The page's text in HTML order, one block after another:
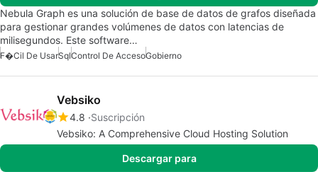
Nebula Graph es una solución de base de datos de grafos diseñada
para gestionar grandes volúmenes de datos con latencias de
milisegundos. Este software…
F�cil De UsarSqlControl De AccesoGobierno
Vebsiko
4.8 Suscripción
Vebsiko: A Comprehensive Cloud Hosting Solution
Descargar para